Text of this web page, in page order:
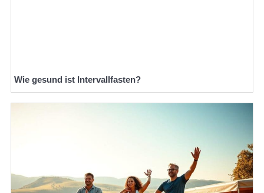
Wie gesund ist Intervallfasten?